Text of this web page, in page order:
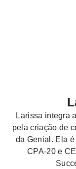
Larissa integra
pela criação de
da Genial. Ela
CPA-20 e